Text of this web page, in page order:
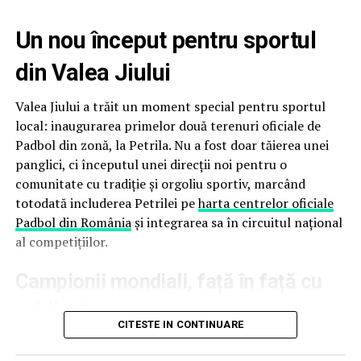
Floris Stănculea, Adrian Cătrună și Daniel Matincă
încheiat competiția pe locul secund, cucerind titlul
remarcabil și după eliminarea principalilor favoriți ai
competiției.
Floris Stănculea, desemnat MVP-ul competiției
Performanțele României au fost completate de o
distincție individuală de prestigiu.
Distincția reprezintă o recunoaștere a evoluțiilor sale
excepționale pe parcursul întregii competiții. Prin
Un nou început pentru sportul
din Valea Jiului
Valea Jiului a trăit un moment special pentru sportul
local: inaugurarea primelor două terenuri oficiale de
Padbol din zonă, la Petrila. Nu a fost doar tăierea unei
panglici, ci începutul unei direcții noi pentru o
comunitate cu tradiție și orgoliu sportiv, marcând
totodată includerea Petrilei peharta centrelor oficiale
Padbol din Româniași integrarea sa în circuitul național
al competițiilor.
publicul
CITESTE IN CONTINUARE